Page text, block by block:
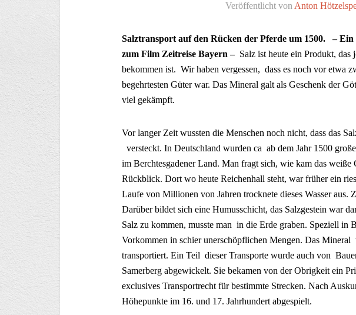
Veröffentlicht von Anton
Salztransport auf den Rücken der Pferde um 1500. –
zum Film Zeitreise Bayern – Salz ist heute ein Produkt,
bekommen ist. Wir haben vergessen, dass es noch vor etwa
begehrtesten Güter war. Das Mineral galt als Geschenk der
viel gekämpft.
Vor langer Zeit wussten die Menschen noch nicht, dass das
versteckt. In Deutschland wurden ca ab dem Jahr 1500
im Berchtesgadener Land. Man fragt sich, wie kam das
Rückblick. Dort wo heute Reichenhall steht, war früher ein
Laufe von Millionen von Jahren trocknete dieses Wasser aus.
Darüber bildet sich eine Humusschicht, das Salzgestein war
Salz zu kommen, musste man in die Erde graben. Speziell in
Vorkommen in schier unerschöpflichen Mengen. Das
transportiert. Ein Teil dieser Transporte wurde auch von
Samerberg abgewickelt. Sie bekamen von der Obrigkeit ein
exclusives Transportrecht für bestimmte Strecken. Nach
Höhepunkte im 16. und 17. Jahrhundert abgespielt.